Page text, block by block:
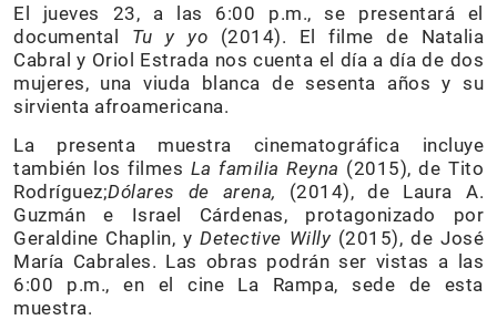
El jueves 23, a las 6:00 p.m., se presentará el
documental Tu y yo (2014). El filme de Natalia
Cabral y Oriol Estrada nos cuenta el día a día de dos
mujeres, una viuda blanca de sesenta años y su
sirvienta afroamericana.
La presenta muestra cinematográfica incluye
también los filmes La familia Reyna (2015), de Tito
Rodríguez;Dólares de arena, (2014), de Laura A.
Guzmán e Israel Cárdenas, protagonizado por
Geraldine Chaplin, yDetective Willy (2015), de José
María Cabrales. Las obras podrán ser vistas a las
6:00 p.m., en el cine La Rampa, sede de esta
muestra.